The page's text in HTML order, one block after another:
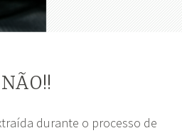
durante o processo de